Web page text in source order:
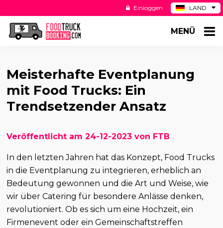
LAND
ES
Einloggen
MENÜ
Meisterhafte Eventplanung
mit Food Trucks: Ein
Trendsetzender Ansatz
Veröffentlicht am 24-12-2023 von FTB
In den letzten Jahren hat das Konzept, Food Trucks
in die Eventplanung zu integrieren, erheblich an
Bedeutung gewonnen und die Art und Weise, wie
wir über Catering für besondere Anlässe denken,
revolutioniert. Ob es sich um eine Hochzeit, ein
Firmenevent oder ein Gemeinschaftstreffen